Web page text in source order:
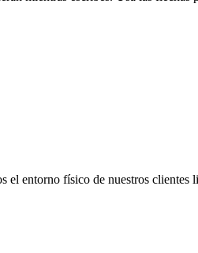
el entorno físico de nuestros